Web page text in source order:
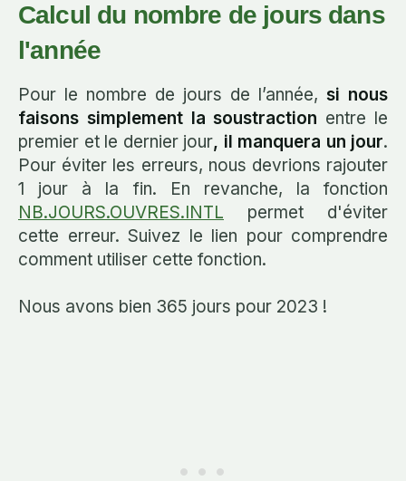
Calcul du nombre de jours dans
l'année
Pour le nombre de jours de l’année, si nous
faisons simplement la soustraction entre le
premier et le dernier jour, il manquera un jour.
Pour éviter les erreurs, nous devrions rajouter
1 jour à la fin. En revanche, la fonction
NB.JOURS.OUVRES.INTL permet d'éviter
cette erreur. Suivez le lien pour comprendre
comment utiliser cette fonction.
Nous avons bien 365 jours pour 2023 !